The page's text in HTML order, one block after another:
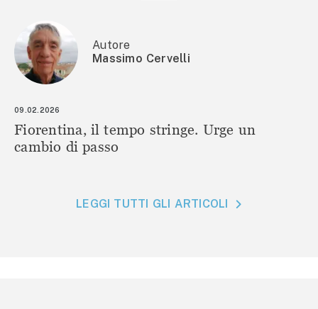
Autore
Massimo Cervelli
09.02.2026
Fiorentina, il tempo stringe. Urge un
cambio di passo
LEGGI TUTTI GLI ARTICOLI